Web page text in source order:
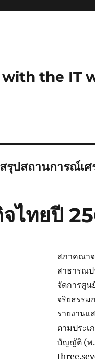
with the IT
สรุปสถานการณ์เศ
จไทยปี
สภาคณาจ
สาธารณ
จัดการศู
จริยธรร
รายงาน
ตามประเ
บัญญัติ (พ.